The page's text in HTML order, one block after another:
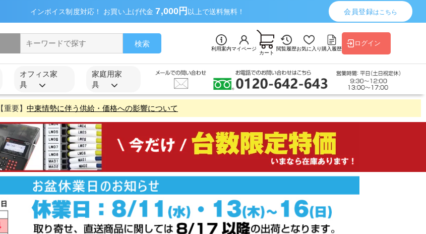
インボイス制度対応！ お買い上げ代金7,000円 以上で送料無料！ 会員登録はこちら
検索
利用案内マイページ
カート
閲覧履歴お気に入り購入履歴
ログイン
オフィス家
具
家庭用家
具
【重要】 中東情勢に伴う供給・価格への影響について